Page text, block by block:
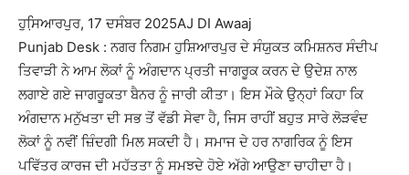
ਹੁਸਿ਼ਆਰਪੁਰ, 17 ਦਸੰਬਰ 2025AJ DI Awaaj
Punjab Desk : ਨਗਰ ਨਿਗਮ ਹੁਸ਼ਿਆਰਪੁਰ ਦੇ ਸੰਯੁਕਤ ਕਮਿਸ਼ਨਰ ਸੰਦੀਪ
ਤਿਵਾੜੀ ਨੇ ਆਮ ਲੋਕਾਂ ਨੂੰ ਅੰਗਦਾਨ ਪ੍ਰਤੀ ਜਾਗਰੂਕ ਕਰਨ ਦੇ ਉਦੇਸ਼ ਨਾਲ
ਲਗਾਏ ਗਏ ਜਾਗਰੂਕਤਾ ਬੈਨਰ ਨੂੰ ਜਾਰੀ ਕੀਤਾ। ਇਸ ਮੌਕੇ ਉਨ੍ਹਾਂ ਕਿਹਾ ਕਿ
ਅੰਗਦਾਨ ਮਨੁੱਖਤਾ ਦੀ ਸਭ ਤੋਂ ਵੱਡੀ ਸੇਵਾ ਹੈ, ਜਿਸ ਰਾਹੀਂ ਬਹੁਤ ਸਾਰੇ ਲੋੜਵੰਦ
ਲੋਕਾਂ ਨੂੰ ਨਵੀਂ ਜ਼ਿੰਦਗੀ ਮਿਲ ਸਕਦੀ ਹੈ। ਸਮਾਜ ਦੇ ਹਰ ਨਾਗਰਿਕ ਨੂੰ ਇਸ
ਪਵਿੱਤਰ ਕਾਰਜ ਦੀ ਮਹੱਤਤਾ ਨੂੰ ਸਮਝਦੇ ਹੋਏ ਅੱਗੇ ਆਉਣਾ ਚਾਹੀਦਾ ਹੈ।